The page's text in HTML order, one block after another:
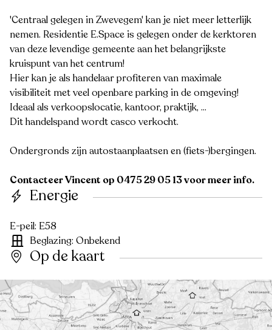
'Centraal gelegen in Zwevegem' kan je niet meer letterlijk
nemen. Residentie E.Space is gelegen onder de kerktoren
van deze levendige gemeente aan het belangrijkste
kruispunt van het centrum!
Hier kan je als handelaar profiteren van maximale
visibiliteit met veel openbare parking in de omgeving!
Ideaal als verkoopslocatie, kantoor, praktijk, ...
Dit handelspand wordt casco verkocht.
Ondergronds zijn autostaanplaatsen en (fiets-)bergingen.
Contacteer Vincent op 0475 29 05 13 voor meer info.
Energie
E-peil: E58
Beglazing: Onbekend
Op de kaart